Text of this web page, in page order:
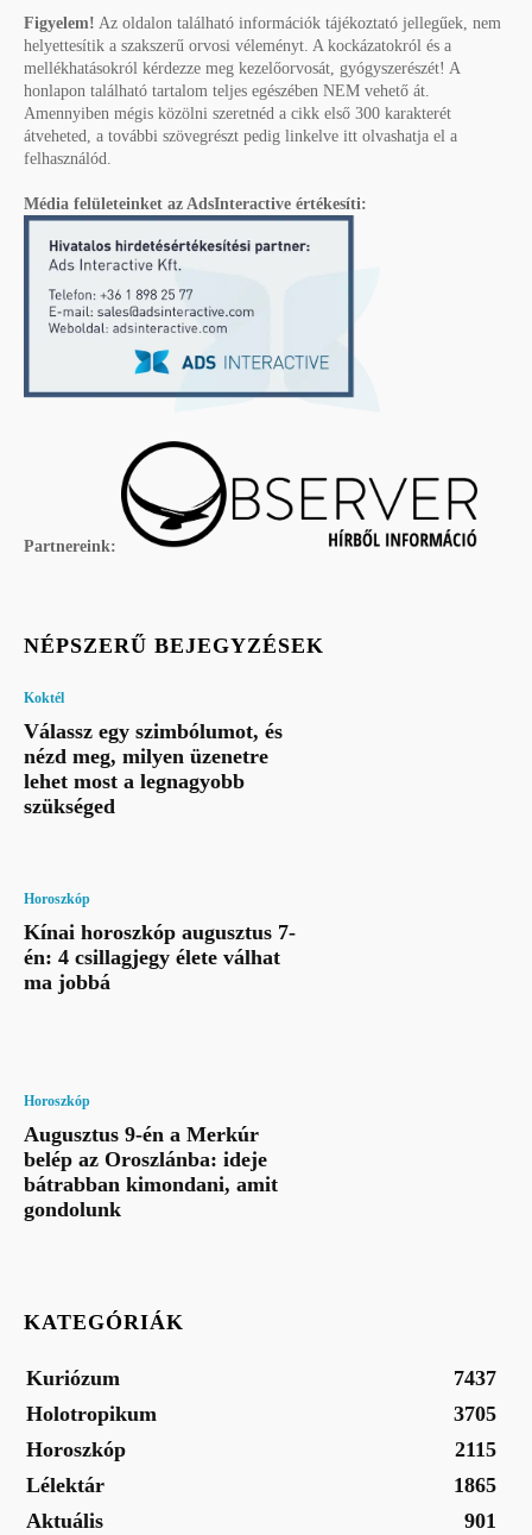
Figyelem! Az oldalon található információk tájékoztató jellegűek, nem
helyettesítik a szakszerű orvosi véleményt. A kockázatokról és a
mellékhatásokról kérdezze meg kezelőorvosát, gyógyszerészét! A
honlapon található tartalom teljes egészében NEM vehető át.
Amennyiben mégis közölni szeretnéd a cikk első 300 karakterét
átveheted, a további szövegrészt pedig linkelve itt olvashatja el a
felhasználód.
Média felületeinket az AdsInteractive értékesíti:
Partnereink:
NÉPSZERŰ BEJEGYZÉSEK
Koktél
Válassz egy szimbólumot, és
nézd meg, milyen üzenetre
lehet most a legnagyobb
szükséged
Horoszkóp
Kínai horoszkóp augusztus 7-
én: 4 csillagjegy élete válhat
ma jobbá
Horoszkóp
Augusztus 9-én a Merkúr
belép az Oroszlánba: ideje
bátrabban kimondani, amit
gondolunk
KATEGÓRIÁK
Kuriózum
7437
Holotropikum
3705
Horoszkóp
2115
Lélektár
1865
Aktuális
901